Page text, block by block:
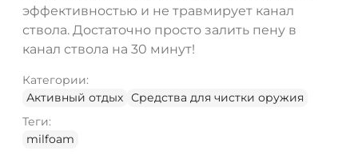
эффективностью и не травмирует канал
ствола. Достаточно просто залить пену в
канал ствола на 30 минут!
Категории:
Активный отдых Средства для чистки оружия
Теги:
milfoam